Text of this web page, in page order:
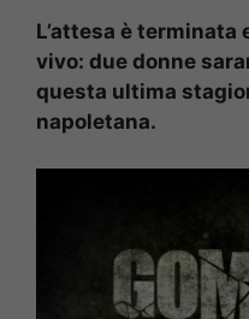
L’attesa è terminata
vivo: due donne
questa ultima
napoletana.